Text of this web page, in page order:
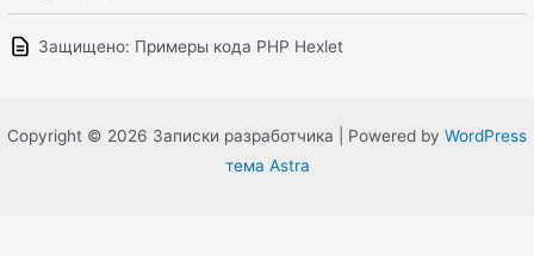
Защищено: Примеры кода PHP Hexlet
Copyright © 2026 Записки разработчика | Powered by WordPress
тема Astra